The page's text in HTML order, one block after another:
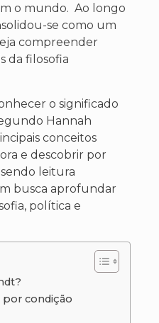
o mundo. Ao longo
se como um
compreender
da filosofia
o significado
Hannah
conceitos
e descobrir por
leitura
busca aprofundar
política e
condição